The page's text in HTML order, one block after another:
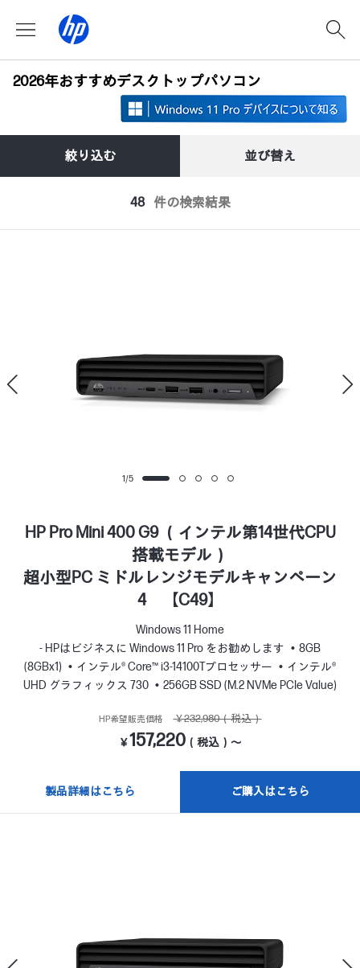
2026年おすすめデスクトップパソコン
絞り込む 並び替え
48 件の検索結果
1/5
HP Pro Mini 400 G9 （インテル第14世代CPU
搭載モデル）
超小型PC ミドルレンジモデルキャンペーン
4 【C49】
Windows 11 Home
- HPはビジネスに Windows 11 Pro をお勧めします
8GB
(8GBx1)
インテル® Core™ i3-14100Tプロセッサー
インテル®
UHD グラフィックス 730
256GB SSD (M.2 NVMe PCIe Value)
HP希望販売価格 ￥232,980（税込）
￥157,220 （税込）～
製品詳細はこちら ご購入はこちら